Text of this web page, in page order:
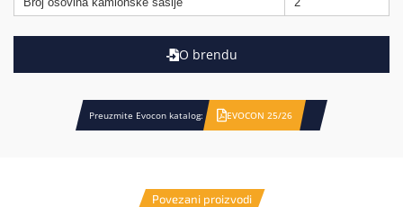
O brendu
Preuzmite Evocon katalog: EVOCON 25/26
Povezani proizvodi